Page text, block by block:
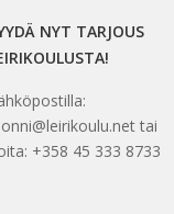
NYT TARJOUS
tai
+358 45 333 8733